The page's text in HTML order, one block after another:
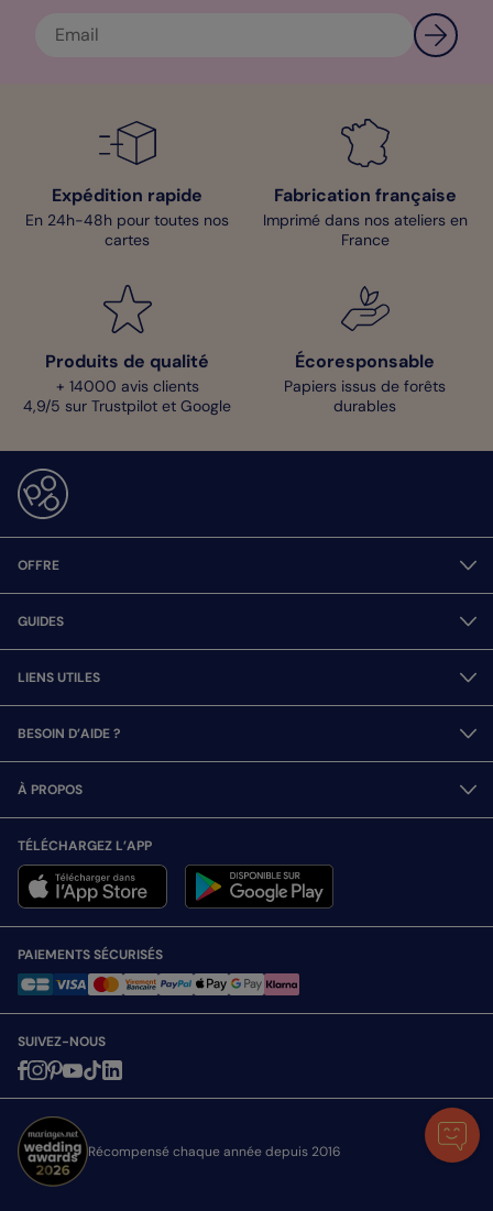
Expédition rapide
En 24h-48h pour toutes nos
cartes
Fabrication française
Imprimé dans nos ateliers en
France
Produits de qualité
+ 14000 avis clients
4,9/5 sur Trustpilot et Google
Écoresponsable
Papiers issus de forêts
durables
OFFRE
GUIDES
LIENS UTILES
BESOIN D’AIDE ?
À PROPOS
TÉLÉCHARGEZ L’APP
PAIEMENTS SÉCURISÉS
SUIVEZ-NOUS
Récompensé chaque année depuis 2016